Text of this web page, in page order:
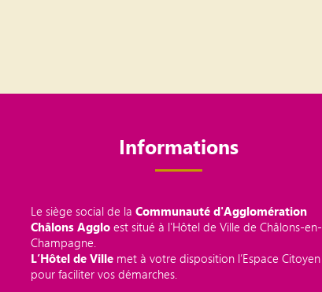
Informations
Le siège social de laCommunauté d'Agglomération
Châlons Aggloest situé à l'Hôtel de Ville de Châlons-en-
Champagne.
L’Hôtel de Ville met à votre disposition l’Espace Citoyen
pour faciliter vos démarches.